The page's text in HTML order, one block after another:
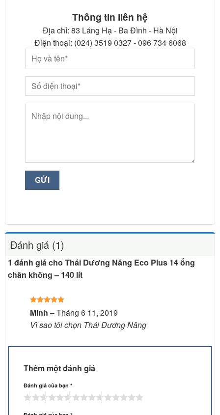
Thông tin liên hệ
Địa chỉ: 83 Láng Hạ - Ba Đình - Hà Nội
Điện thoại: (024) 3519 0327 - 096 734 6068
Đánh giá (1)
1 đánh giá cho Thái Dương Năng Eco Plus 14 ống
chân không – 140 lít
Được xếp
hạng5
sao
Minh –Tháng 6 11, 2019
Vì sao tôi chọn Thái Dương Năng
Thêm một đánh giá
Đánh giá của bạn *